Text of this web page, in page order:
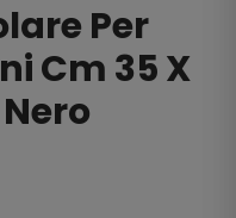
Per
Cm 35 X